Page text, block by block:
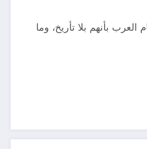
بأنهم بلا تأريخ، وما